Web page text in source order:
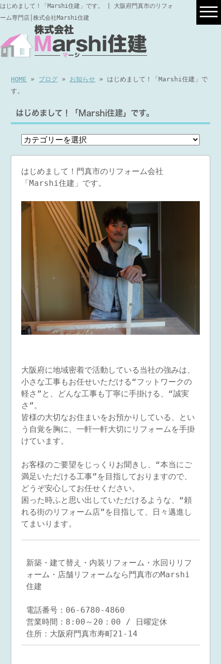
はじめまして！「Marshi住建」です。 | 大阪府門真市のリフォ
ーム専門店│株式会社Marshi住建
HOME » ブログ » お知らせ » はじめまして！「Marshi住建」で
す。
はじめまして！「Marshi住建」です。
はじめまして！門真市のリフォーム会社
「Marshi住建」です。
大阪府に地域密着で活動している当社の強みは、
小さな工事もお任せいただける“フットワークの
軽さ”と、どんな工事も丁寧に手掛ける、“誠実
さ”。
皆様の大切なお住まいをお預かりしている、とい
う自覚を胸に、一軒一軒大切にリフォームを手掛
けています。
お客様のご要望をじっくりお聞きし、“本当にご
満足いただける工事”を目指しておりますので、
どうぞ安心してお任せください。
困った時ふと思い出していただけるような、“頼
れる街のリフォーム店”を目指して、日々邁進し
てまいります。
新築・建て替え・内装リフォーム・水回りリフ
ォーム・店舗リフォームなら門真市のMarshi
住建
電話番号：06-6780-4860
営業時間：8:00～20：00 / 日曜定休
住所：大阪府門真市寿町21-14